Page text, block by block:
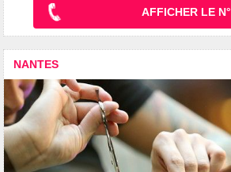
AFFICHER LE N°
NANTES